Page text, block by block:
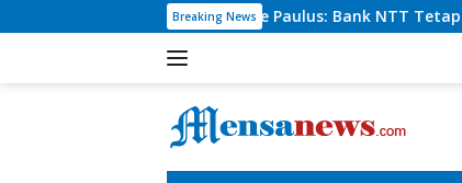
ke
Breaking News
Charlie Paulus: Bank NTT Tetap Menyumbang,Tetapi